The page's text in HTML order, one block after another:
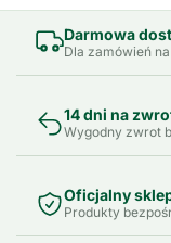
Darmowa
Dla zamówień
14 dni na
Wygodny zwrot
Oficjalny
Produkty